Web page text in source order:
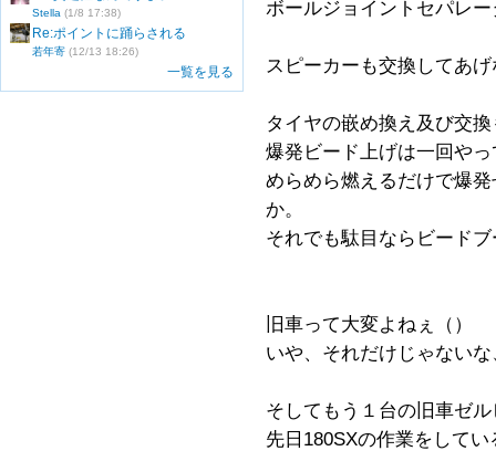
Stella (1/8 17:38)
Re:ポイントに踊らされる
若年寄 (12/13 18:26)
一覧を見る
ボールジョイントセパレ
スピーカーも交換してあ
タイヤの嵌め換え及び交
爆発ビード上げは一回や
めらめら燃えるだけで爆
か。
それでも駄目ならビード
旧車って大変よねぇ（）
いや、それだけじゃない
そしてもう１台の旧車ゼ
先日180SXの作業をして